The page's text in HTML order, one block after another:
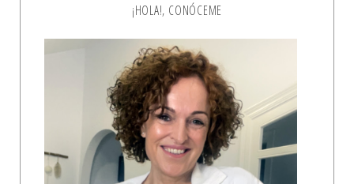
¡HOLA!, CONÓCEME